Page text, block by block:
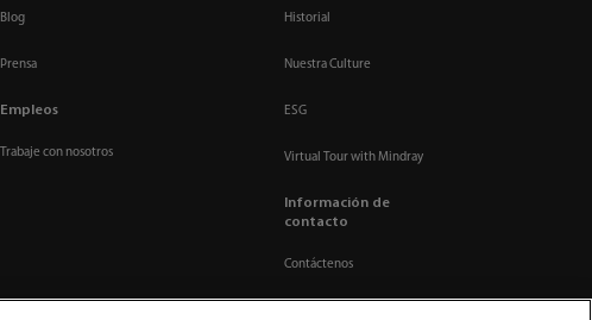
Blog
Prensa
Empleos
Trabaje con nosotros
Historial
Nuestra Culture
ESG
Virtual Tour with Mindray
Información de
contacto
Contáctenos